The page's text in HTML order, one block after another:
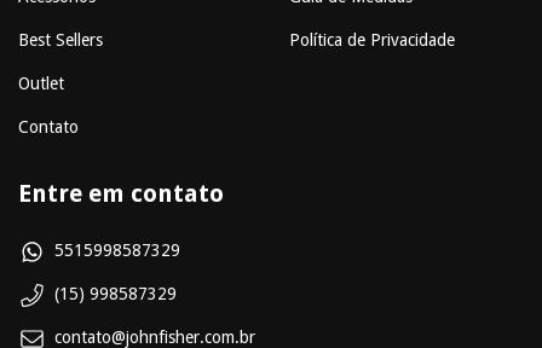
Best Sellers
Outlet
Contato
Política de Privacidade
Entre em contato
5515998587329
(15) 998587329
contato@johnfisher.com.br